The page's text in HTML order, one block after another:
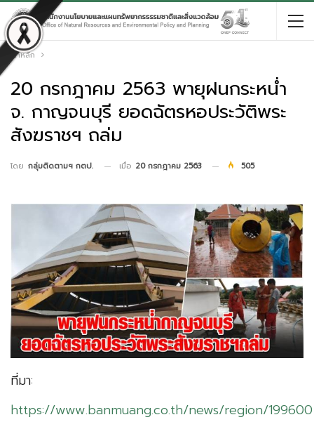
หน้าหลัก
20 กรกฎาคม 2563 พายุฝนกระหน่ำ
จ. กาญจนบุรี ยอดฉัตรหอประวัติพระ
สังฆราชฯ ถล่ม
โดย กลุ่มติดตามฯ กตป. เมื่อ 20 กรกฎาคม 2563 505
ที่มา:
https://www.banmuang.co.th/news/region/199600